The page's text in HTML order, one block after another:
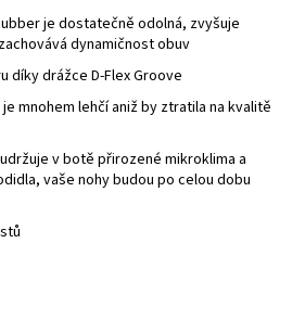
je dostatečně odolná, zvyšuje
dynamičnost obuv
díky drážce D-Flex Groove
mnohem lehčí aniž by ztratila na kvalitě
v botě přirozené mikroklima a
vaše nohy budou po celou dobu